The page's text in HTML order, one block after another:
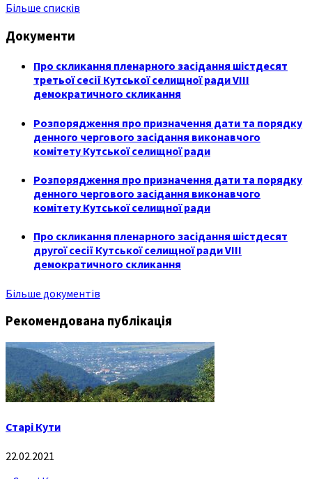
Більше списків
Документи
Про скликання пленарного засідання шістдесят
третьої сесії Кутської селищної ради VIII
демократичного скликання
Розпорядження про призначення дати та порядку
денного чергового засідання виконавчого
комітету Кутської селищної ради
Розпорядження про призначення дати та порядку
денного чергового засідання виконавчого
комітету Кутської селищної ради
Про скликання пленарного засідання шістдесят
другої сесії Кутської селищної ради VIII
демократичного скликання
Більше документів
Рекомендована публікація
Старі Кути
22.02.2021